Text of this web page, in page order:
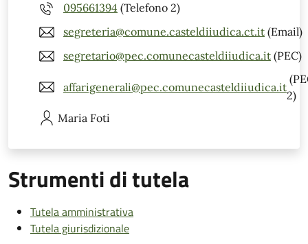
095661394 (Telefono 2)
segreteria@comune.casteldiiudica.ct.it (Email)
segretario@pec.comunecasteldiiudica.it (PEC)
affarigenerali@pec.comunecasteldiiudica.it
2)
Maria Foti
Strumenti di tutela
Tutela amministrativa
Tutela giurisdizionale